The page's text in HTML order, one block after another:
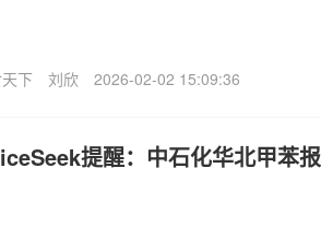
下 刘欣 2026-02-02 15:09:36
提醒：中石化华北甲苯